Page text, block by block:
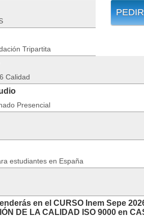
Tripartita
Calidad
Presencial
estudiantes en España
en el CURSO Inem Sepe
DE LA CALIDAD ISO 9000 en